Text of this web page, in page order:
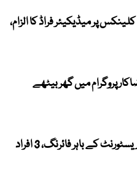
پر میڈیکیئر فراڈ کا الزام،
پروگرام میں گھر بیٹھے
امریکا: فاسٹ فوڈ ریسٹورنٹ کے باہر فائرنگ، 3 افراد